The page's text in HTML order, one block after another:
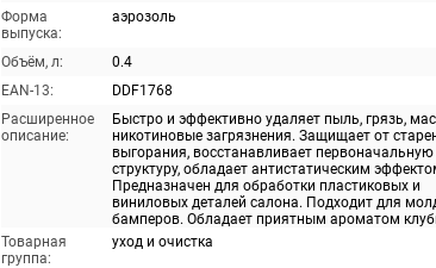
Форма
выпуска:
аэрозоль
Объём, л:
0.4
EAN-13:
DDF1768
Расширенное
описание:
Быстро и эффективно удаляет пыль, грязь,
никотиновые загрязнения. Защищает от
выгорания, восстанавливает первоначальную
структуру, обладает антистатическим
Предназначен для обработки пластиковых и
виниловых деталей салона. Подходит для
бамперов. Обладает приятным ароматом
Товарная
группа:
уход и очистка